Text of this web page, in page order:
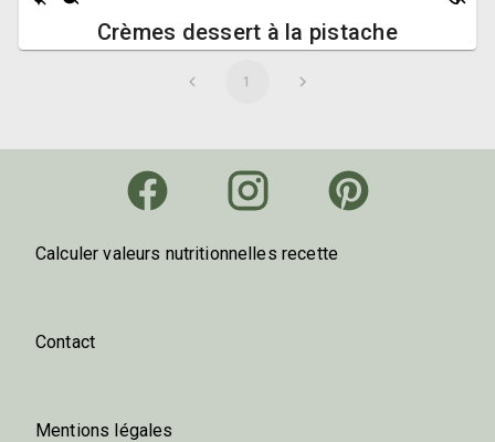
Crèmes dessert à la pistache
1
Calculer valeurs nutritionnelles recette
Contact
Mentions légales